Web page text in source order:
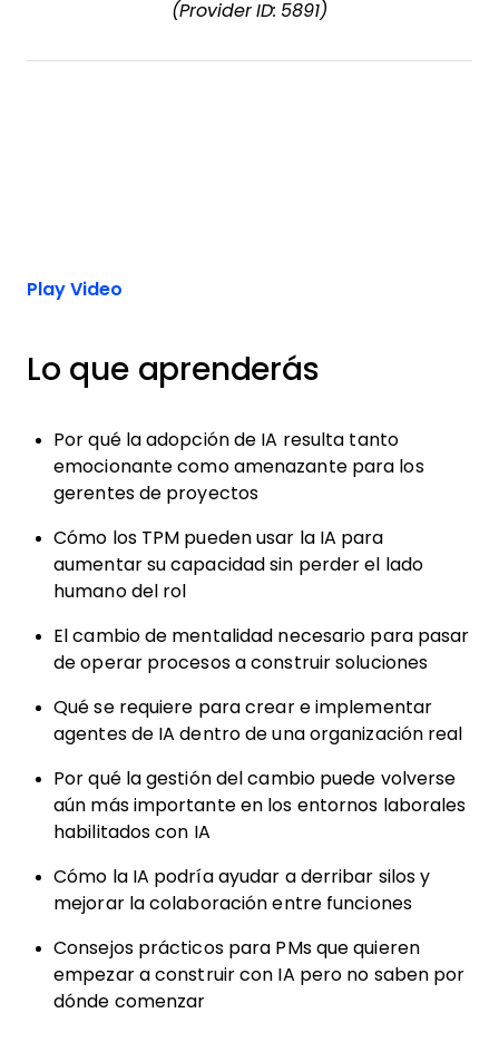
(Provider ID: 5891)
Play Video
Lo que aprenderás
Por qué la adopción de IA resulta tanto
emocionante como amenazante para los
gerentes de proyectos
Cómo los TPM pueden usar la IA para
aumentar su capacidad sin perder el lado
humano del rol
El cambio de mentalidad necesario para pasar
de operar procesos a construir soluciones
Qué se requiere para crear e implementar
agentes de IA dentro de una organización real
Por qué la gestión del cambio puede volverse
aún más importante en los entornos laborales
habilitados con IA
Cómo la IA podría ayudar a derribar silos y
mejorar la colaboración entre funciones
Consejos prácticos para PMs que quieren
empezar a construir con IA pero no saben por
dónde comenzar